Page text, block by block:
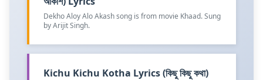
Dekho Aloy Alo Akash song is from movie Khaad. Sung
by Arijit Singh.
Kichu Kichu Kotha Lyrics (কিছু কিছু কথা)